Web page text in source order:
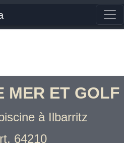
MER ET GOLF
à Ilbarritz
64210